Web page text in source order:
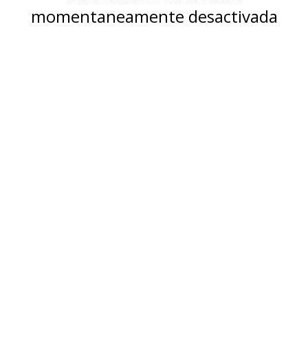
momentaneamente desactivada